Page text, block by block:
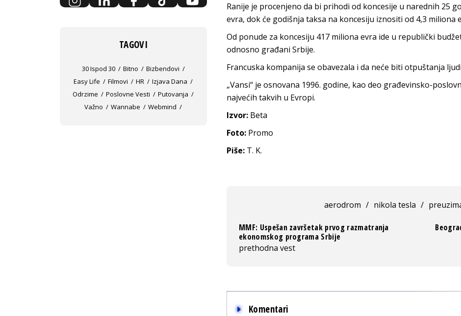
Ranije je procenjeno da bi prihodi od koncesije u narednih 25
evra, dok će godišnja taksa na koncesiju iznositi od 4,3 miliona
Od ponude za koncesiju 417 miliona evra ide u republički
odnosno građani Srbije.
Francuska kompanija se obavezala i da neće biti otpuštanja
„Vansi“ je osnovana 1996. godine, kao deo građevinsko-
najvećih takvih u Evropi.
Izvor: Beta
Foto: Promo
Piše: T. K.
aerodrom / nikola tesla /
MMF: Uspešan završetak prvog razmatranja
ekonomskog programa Srbije
prethodna vest
Komentari
TAGOVI
30 Ispod 30 Bitno
Bizbendovi
Easy Life
Filmovi HR
Izjava Dana
Odrzime
Poslovne Vesti
Putovanja
Važno
Wannabe Webmind